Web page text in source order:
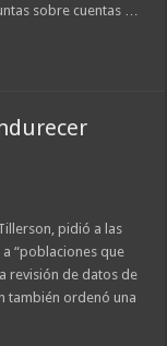
sobre cuentas …
pidió a las
“poblaciones que
revisión de datos de
también ordenó una